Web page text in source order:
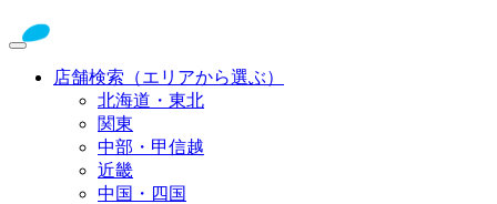
店舗検索（エリアから選ぶ）
北海道・東北
関東
中部・甲信越
近畿
中国・四国